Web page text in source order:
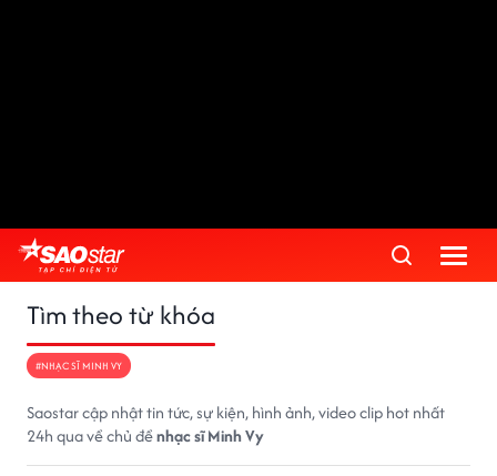
Tìm theo từ khóa
#NHẠC SĨ MINH VY
Saostar cập nhật tin tức, sự kiện, hình ảnh, video clip hot nhất
24h qua về chủ đềnhạc sĩ Minh Vy